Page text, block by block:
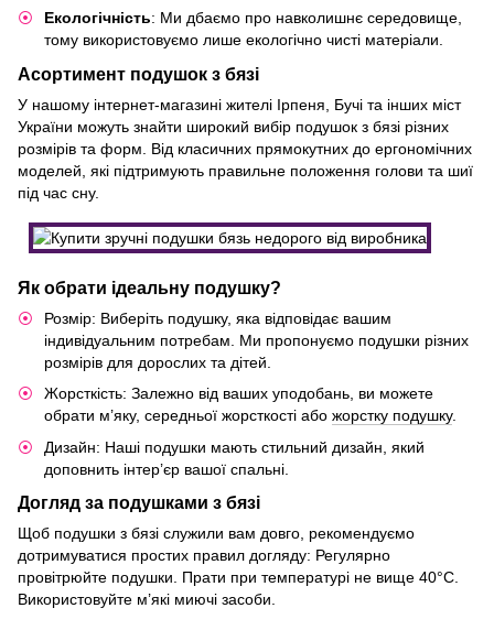
Екологічність: Ми дбаємо про навколишнє середовище,
тому використовуємо лише екологічно чисті матеріали.
Асортимент подушок з бязі
У нашому інтернет-магазині жителі Ірпеня, Бучі та інших міст
України можуть знайти широкий вибір подушок з бязі різних
розмірів та форм. Від класичних прямокутних до ергономічних
моделей, які підтримують правильне положення голови та шиї
під час сну.
Як обрати ідеальну подушку?
Розмір: Виберіть подушку, яка відповідає вашим
індивідуальним потребам. Ми пропонуємо подушки різних
розмірів для дорослих та дітей.
Жорсткість: Залежно від ваших уподобань, ви можете
обрати м’яку, середньої жорсткості або жорстку подушку.
Дизайн: Наші подушки мають стильний дизайн, який
доповнить інтер’єр вашої спальні.
Догляд за подушками з бязі
Щоб подушки з бязі служили вам довго, рекомендуємо
дотримуватися простих правил догляду: Регулярно
провітрюйте подушки. Прати при температурі не вище 40°C.
Використовуйте м’які миючі засоби.